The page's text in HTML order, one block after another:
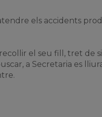
els accidents
el seu fill, tret de
a Secretaria es